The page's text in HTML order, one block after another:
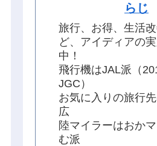
らじ
旅行、お得、生活
ど、アイディアの
中！
飛行機はJAL派（
JGC）
お気に入りの旅行
広
陸マイラーはおか
む派